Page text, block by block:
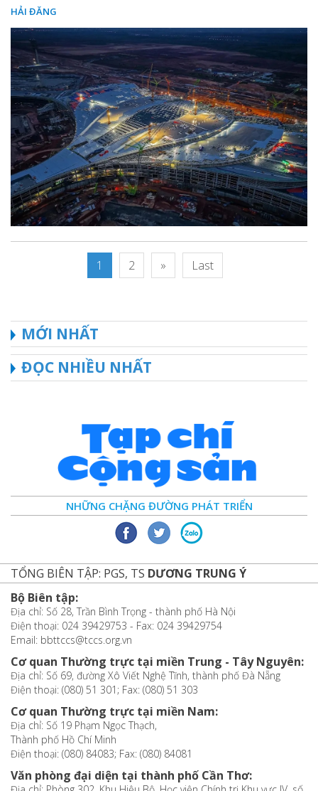
HẢI ĐĂNG
1 2 » Last
MỚI NHẤT
ĐỌC NHIỀU NHẤT
NHỮNG CHẶNG ĐƯỜNG PHÁT TRIỂN
TỔNG BIÊN TẬP: PGS, TS DƯƠNG TRUNG Ý
Bộ Biên tập:
Địa chỉ: Số 28, Trần Bình Trọng - thành phố Hà Nội
Điện thoại: 024 39429753 - Fax: 024 39429754
Email: bbttccs@tccs.org.vn
Cơ quan Thường trực tại miền Trung - Tây Nguyên:
Địa chỉ: Số 69, đường Xô Viết Nghệ Tĩnh, thành phố Đà Nẵng
Điện thoại: (080) 51 301; Fax: (080) 51 303
Cơ quan Thường trực tại miền Nam:
Địa chỉ: Số 19 Phạm Ngọc Thạch,
Thành phố Hồ Chí Minh
Điện thoại: (080) 84083; Fax: (080) 84081
Văn phòng đại diện tại thành phố Cần Thơ: